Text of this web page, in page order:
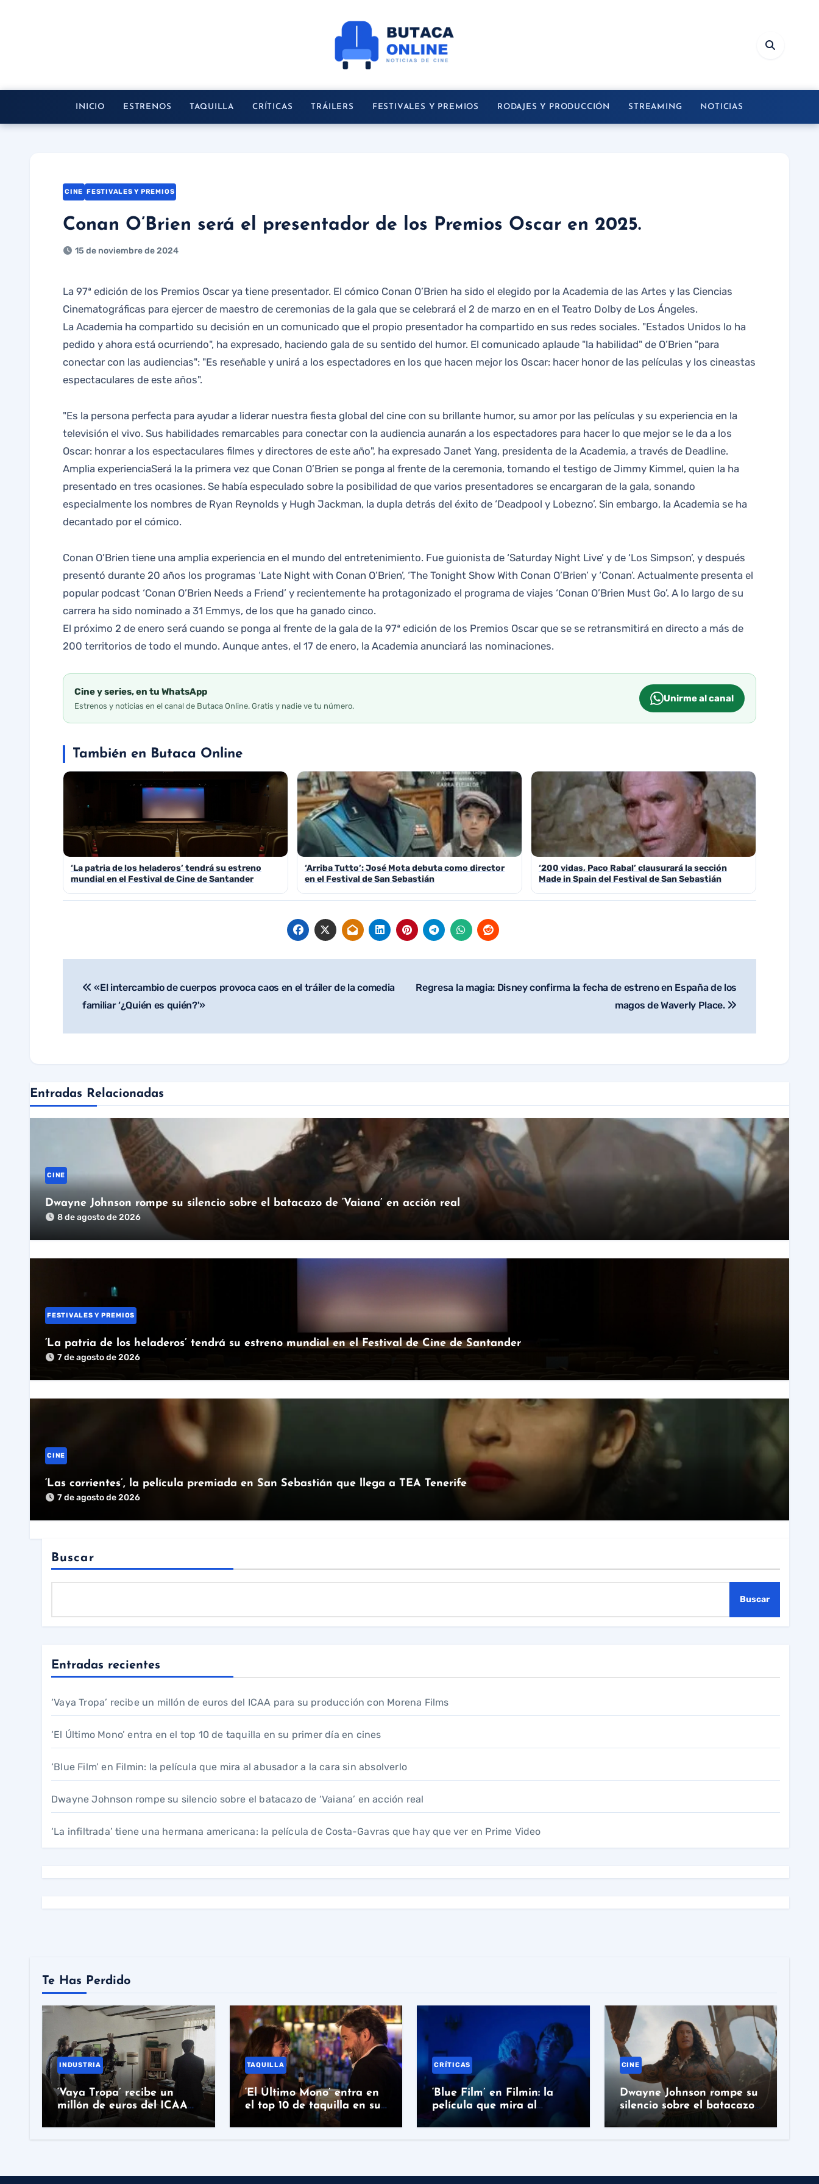
INICIO ESTRENOS TAQUILLA CRÍTICAS TRÁILERS FESTIVALES Y PREMIOS RODAJES Y PRODUCCIÓN STREAMING NOTICIAS
CINE FESTIVALES Y PREMIOS
Conan O’Brien será el presentador de los Premios Oscar en 2025.
15 de noviembre de 2024
La 97ª edición de los Premios Oscar ya tiene presentador. El cómico Conan O’Brien ha sido el elegido por la Academia de las Artes y las Ciencias
Cinematográficas para ejercer de maestro de ceremonias de la gala que se celebrará el 2 de marzo en en el Teatro Dolby de Los Ángeles.
La Academia ha compartido su decisión en un comunicado que el propio presentador ha compartido en sus redes sociales. "Estados Unidos lo ha
pedido y ahora está ocurriendo", ha expresado, haciendo gala de su sentido del humor. El comunicado aplaude "la habilidad" de O’Brien "para
conectar con las audiencias": "Es reseñable y unirá a los espectadores en los que hacen mejor los Oscar: hacer honor de las películas y los cineastas
espectaculares de este años".
"Es la persona perfecta para ayudar a liderar nuestra fiesta global del cine con su brillante humor, su amor por las películas y su experiencia en la
televisión el vivo. Sus habilidades remarcables para conectar con la audiencia aunarán a los espectadores para hacer lo que mejor se le da a los
Oscar: honrar a los espectaculares filmes y directores de este año", ha expresado Janet Yang, presidenta de la Academia, a través de Deadline.
Amplia experienciaSerá la la primera vez que Conan O’Brien se ponga al frente de la ceremonia, tomando el testigo de Jimmy Kimmel, quien la ha
presentado en tres ocasiones. Se había especulado sobre la posibilidad de que varios presentadores se encargaran de la gala, sonando
especialmente los nombres de Ryan Reynolds y Hugh Jackman, la dupla detrás del éxito de ‘Deadpool y Lobezno’. Sin embargo, la Academia se ha
decantado por el cómico.
Conan O’Brien tiene una amplia experiencia en el mundo del entretenimiento. Fue guionista de ‘Saturday Night Live’ y de ‘Los Simpson’, y después
presentó durante 20 años los programas ‘Late Night with Conan O’Brien’, ‘The Tonight Show With Conan O’Brien’ y ‘Conan’. Actualmente presenta el
popular podcast ‘Conan O’Brien Needs a Friend’ y recientemente ha protagonizado el programa de viajes ‘Conan O’Brien Must Go’. A lo largo de su
carrera ha sido nominado a 31 Emmys, de los que ha ganado cinco.
El próximo 2 de enero será cuando se ponga al frente de la gala de la 97ª edición de los Premios Oscar que se se retransmitirá en directo a más de
200 territorios de todo el mundo. Aunque antes, el 17 de enero, la Academia anunciará las nominaciones.
Cine y series, en tu WhatsApp
Estrenos y noticias en el canal de Butaca Online. Gratis y nadie ve tu número.
Unirme al canal
También en Butaca Online
‘La patria de los heladeros’ tendrá su estreno
mundial en el Festival de Cine de Santander
‘Arriba Tutto’: José Mota debuta como director
en el Festival de San Sebastián
‘200 vidas, Paco Rabal’ clausurará la sección
Made in Spain del Festival de San Sebastián
Navegación
de
«El intercambio de cuerpos provoca caos en el tráiler de la comedia
familiar ‘¿Quién es quién?'»
Regresa la magia: Disney confirma la fecha de estreno en España de los
magos de Waverly Place.
Entradas Relacionadas
CINE
Dwayne Johnson rompe su silencio sobre el batacazo de ‘Vaiana’ en acción real
8 de agosto de 2026
FESTIVALES Y PREMIOS
‘La patria de los heladeros’ tendrá su estreno mundial en el Festival de Cine de Santander
7 de agosto de 2026
CINE
‘Las corrientes’, la película premiada en San Sebastián que llega a TEA Tenerife
7 de agosto de 2026
Buscar
Buscar
Entradas recientes
‘Vaya Tropa’ recibe un millón de euros del ICAA para su producción con Morena Films
‘El Último Mono’ entra en el top 10 de taquilla en su primer día en cines
‘Blue Film’ en Filmin: la película que mira al abusador a la cara sin absolverlo
Dwayne Johnson rompe su silencio sobre el batacazo de ‘Vaiana’ en acción real
‘La infiltrada’ tiene una hermana americana: la película de Costa-Gavras que hay que ver en Prime Video
Te Has Perdido
INDUSTRIA
‘Vaya Tropa’ recibe un
millón de euros del ICAA
para su producción con
TAQUILLA
‘El Último Mono’ entra en
el top 10 de taquilla en su
primer día en cines
CRÍTICAS
‘Blue Film’ en Filmin: la
película que mira al
abusador a la cara sin
CINE
Dwayne Johnson rompe su
silencio sobre el batacazo
de ‘Vaiana’ en acción real